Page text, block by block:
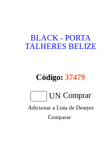
BLACK - PORTA
TALHERES BELIZE
Código: 37479
UN Comprar
Adicionar a Lista de Desejos
Comparar